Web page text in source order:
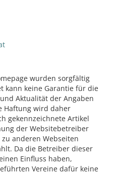
wurden sorgfältig
kann keine Garantie für die
Aktualität der Angaben
Haftung wird daher
gekennzeichnete Artikel
der Websitebetreiber
anderen Webseiten
Da die Betreiber dieser
Einfluss haben,
Vereine dafür keine